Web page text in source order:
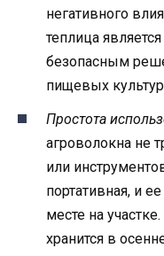
негативного
теплица
безопасным
пищевых
Простота
агроволокна не
или
портативная, и
месте на
хранится в